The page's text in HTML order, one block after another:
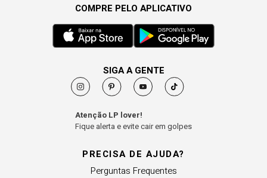
PRECISA DE AJUDA?
Perguntas Frequentes
COMPRE PELO APLICATIVO
SIGA A GENTE
Atenção LP lover!
Fique alerta e evite cair em golpes